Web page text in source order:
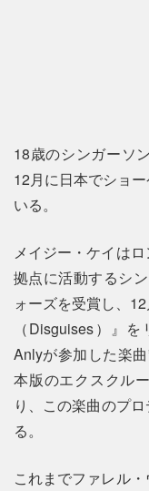
18歳のシンガーソ
12月に日本でショ
いる。
メイジー・ケイは
拠点に活動するシ
ォーズを受賞し、
（Disguises）』
Anlyが参加した楽
本版のエクスクル
り、この楽曲のプ
る。
これまでファレル